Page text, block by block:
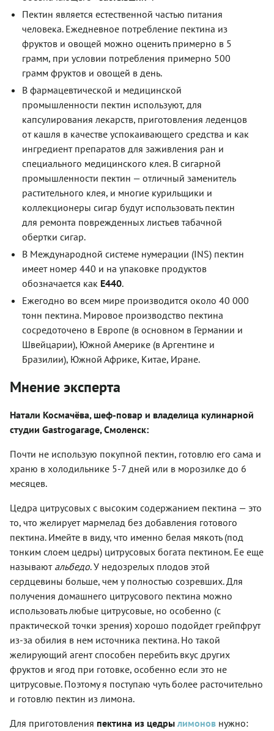
Пектин является естественной частью питания
человека. Ежедневное потребление пектина из
фруктов и овощей можно оценить примерно в 5
грамм, при условии потребления примерно 500
грамм фруктов и овощей в день.
В фармацевтической и медицинской
промышленности пектин используют, для
капсулирования лекарств, приготовления леденцов
от кашля в качестве успокаивающего средства и как
ингредиент препаратов для заживления ран и
специального медицинского клея. В сигарной
промышленности пектин — отличный заменитель
растительного клея, и многие курильщики и
коллекционеры сигар будут использовать пектин
для ремонта поврежденных листьев табачной
обертки сигар.
В Международной системе нумерации (INS) пектин
имеет номер 440 и на упаковке продуктов
обозначается как Е440.
Ежегодно во всем мире производится около 40 000
тонн пектина. Мировое производство пектина
сосредоточено в Европе (в основном в Германии и
Швейцарии), Южной Америке (в Аргентине и
Бразилии), Южной Африке, Китае, Иране.
Мнение эксперта
Натали Космачёва, шеф-повар и владелица кулинарной
студии Gastrogarage, Смоленск:
Почти не использую покупной пектин, готовлю его сама и
храню в холодильнике 5-7 дней или в морозилке до 6
месяцев.
Цедра цитрусовых с высоким содержанием пектина — это
то, что желирует мармелад без добавления готового
пектина. Имейте в виду, что именно белая мякоть (под
тонким слоем цедры) цитрусовых богата пектином. Ее еще
называют альбедо. У недозрелых плодов этой
сердцевины больше, чем у полностью созревших. Для
получения домашнего цитрусового пектина можно
использовать любые цитрусовые, но особенно (с
практической точки зрения) хорошо подойдет грейпфрут
из-за обилия в нем источника пектина. Но такой
желирующий агент способен перебить вкус других
фруктов и ягод при готовке, особенно если это не
цитрусовые. Поэтому я поступаю чуть более расточительно
и готовлю пектин из лимона.
Для приготовления пектина из цедры лимонов нужно: